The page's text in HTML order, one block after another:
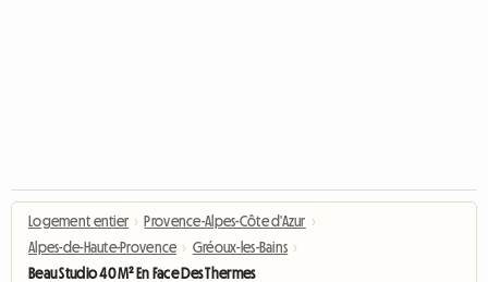
Logement entier › Provence-Alpes-Côte d'Azur ›
Alpes-de-Haute-Provence › Gréoux-les-Bains ›
Beau Studio 40 M² En Face Des Thermes